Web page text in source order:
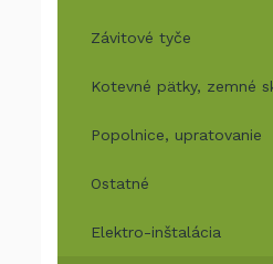
Závitové tyče
Kotevné pätky, zemné
Popolnice, upratovanie
Ostatné
Elektro-inštalácia